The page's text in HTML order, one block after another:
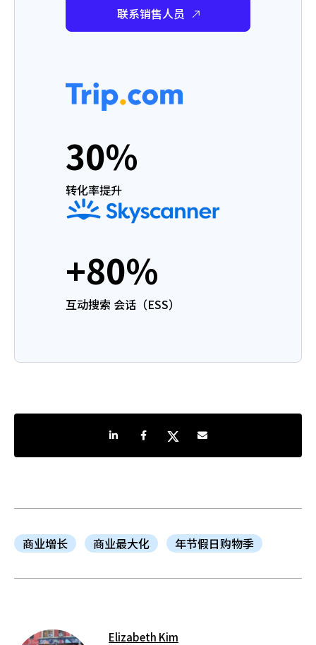
联系销售人员
30%
转化率提升
+80%
互动搜索 会话（ESS）
分享到LinkedIn分享到Facebook
分享到Twitter通过电子邮件共享
商业增长 商业最大化 年节假日购物季
Elizabeth Kim